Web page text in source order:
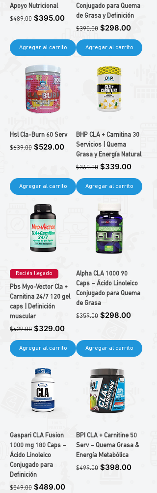
Apoyo Nutricional
Precio
$489.00 Precio de oferta
$395.00
Agregar al carrito
Conjugado para Quema
de Grasa y Definición
Precio
$390.00 Precio de oferta
$298.00
Agregar al carrito
Hsl Cla-Burn 60 Serv
Precio
$639.00 Precio de oferta
$529.00
Agregar al carrito
BHP CLA + Carnitina 30
Servicios | Quema
Grasa y Energía Natural
Precio
$369.00 Precio de oferta
$339.00
Agregar al carrito
Recién llegado
Pbs Myo-Vector Cla +
Carnitina 24/7 120 gel
caps | Definición
muscular
Precio
$429.00 Precio de oferta
$329.00
Agregar al carrito
Alpha CLA 1000 90
Caps – Ácido Linoleico
Conjugado para Quema
de Grasa
Precio
$359.00 Precio de oferta
$298.00
Agregar al carrito
Gaspari CLA Fusion
1000 mg 180 Caps –
Ácido Linoleico
Conjugado para
Definición
Precio
$549.00 Precio de oferta
$489.00
BPI CLA + Carnitine 50
Serv – Quema Grasa &
Energía Metabólica
Precio
$499.00 Precio de oferta
$398.00